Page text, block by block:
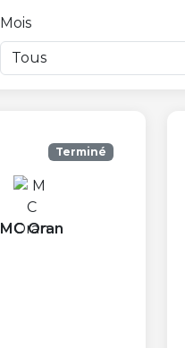
Mois
Terminé
MC Oran